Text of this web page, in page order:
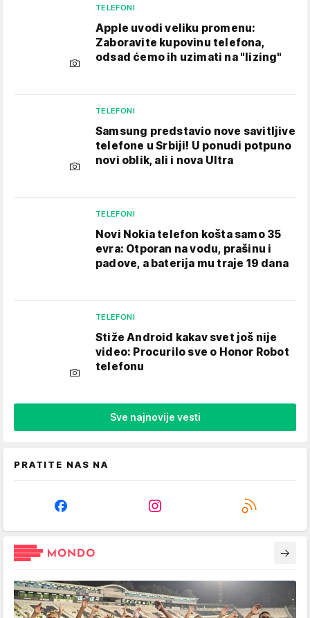
TELEFONI
Apple uvodi veliku promenu:
Zaboravite kupovinu telefona,
odsad ćemo ih uzimati na "lizing"
TELEFONI
Samsung predstavio nove savitljive
telefone u Srbiji! U ponudi potpuno
novi oblik, ali i nova Ultra
TELEFONI
Novi Nokia telefon košta samo 35
evra: Otporan na vodu, prašinu i
padove, a baterija mu traje 19 dana
TELEFONI
Stiže Android kakav svet još nije
video: Procurilo sve o Honor Robot
telefonu
Sve najnovije vesti
PRATITE NAS NA